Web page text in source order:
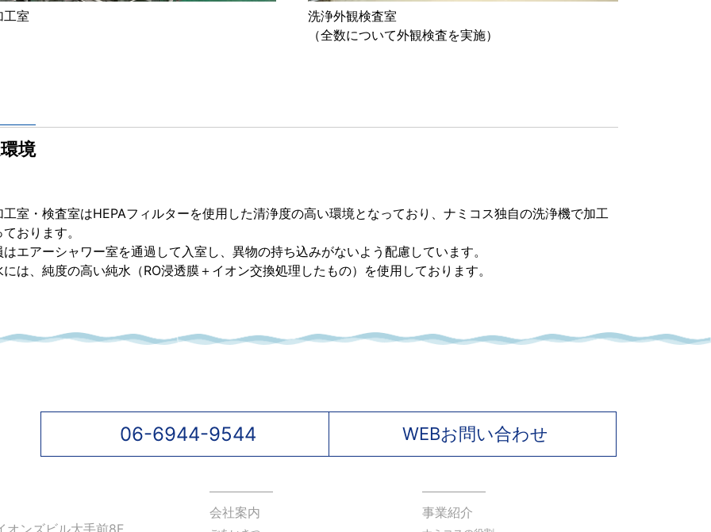
工室
洗浄外観検査室
（全数について外観検査を実施）
境
工室・検査室はHEPAフィルターを使用した清浄度の高い環境となっており、ナミコス独自の洗浄機で加工
おります。
エアーシャワー室を通過して入室し、異物の持ち込みがないよう配慮しています。
は、純度の高い純水（RO浸透膜＋イオン交換処理したもの）を使用しております。
06-6944-9544 WEBお問い合わせ
オンズビル大手前8F
会社案内 事業紹介